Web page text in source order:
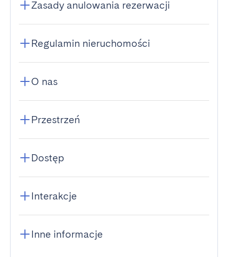
Zasady anulowania rezerwacji
Regulamin nieruchomości
O nas
Przestrzeń
Dostęp
Interakcje
Inne informacje